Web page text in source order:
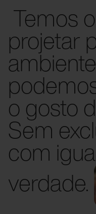
Temos
projetar
o gosto
Sem
com
verdade.